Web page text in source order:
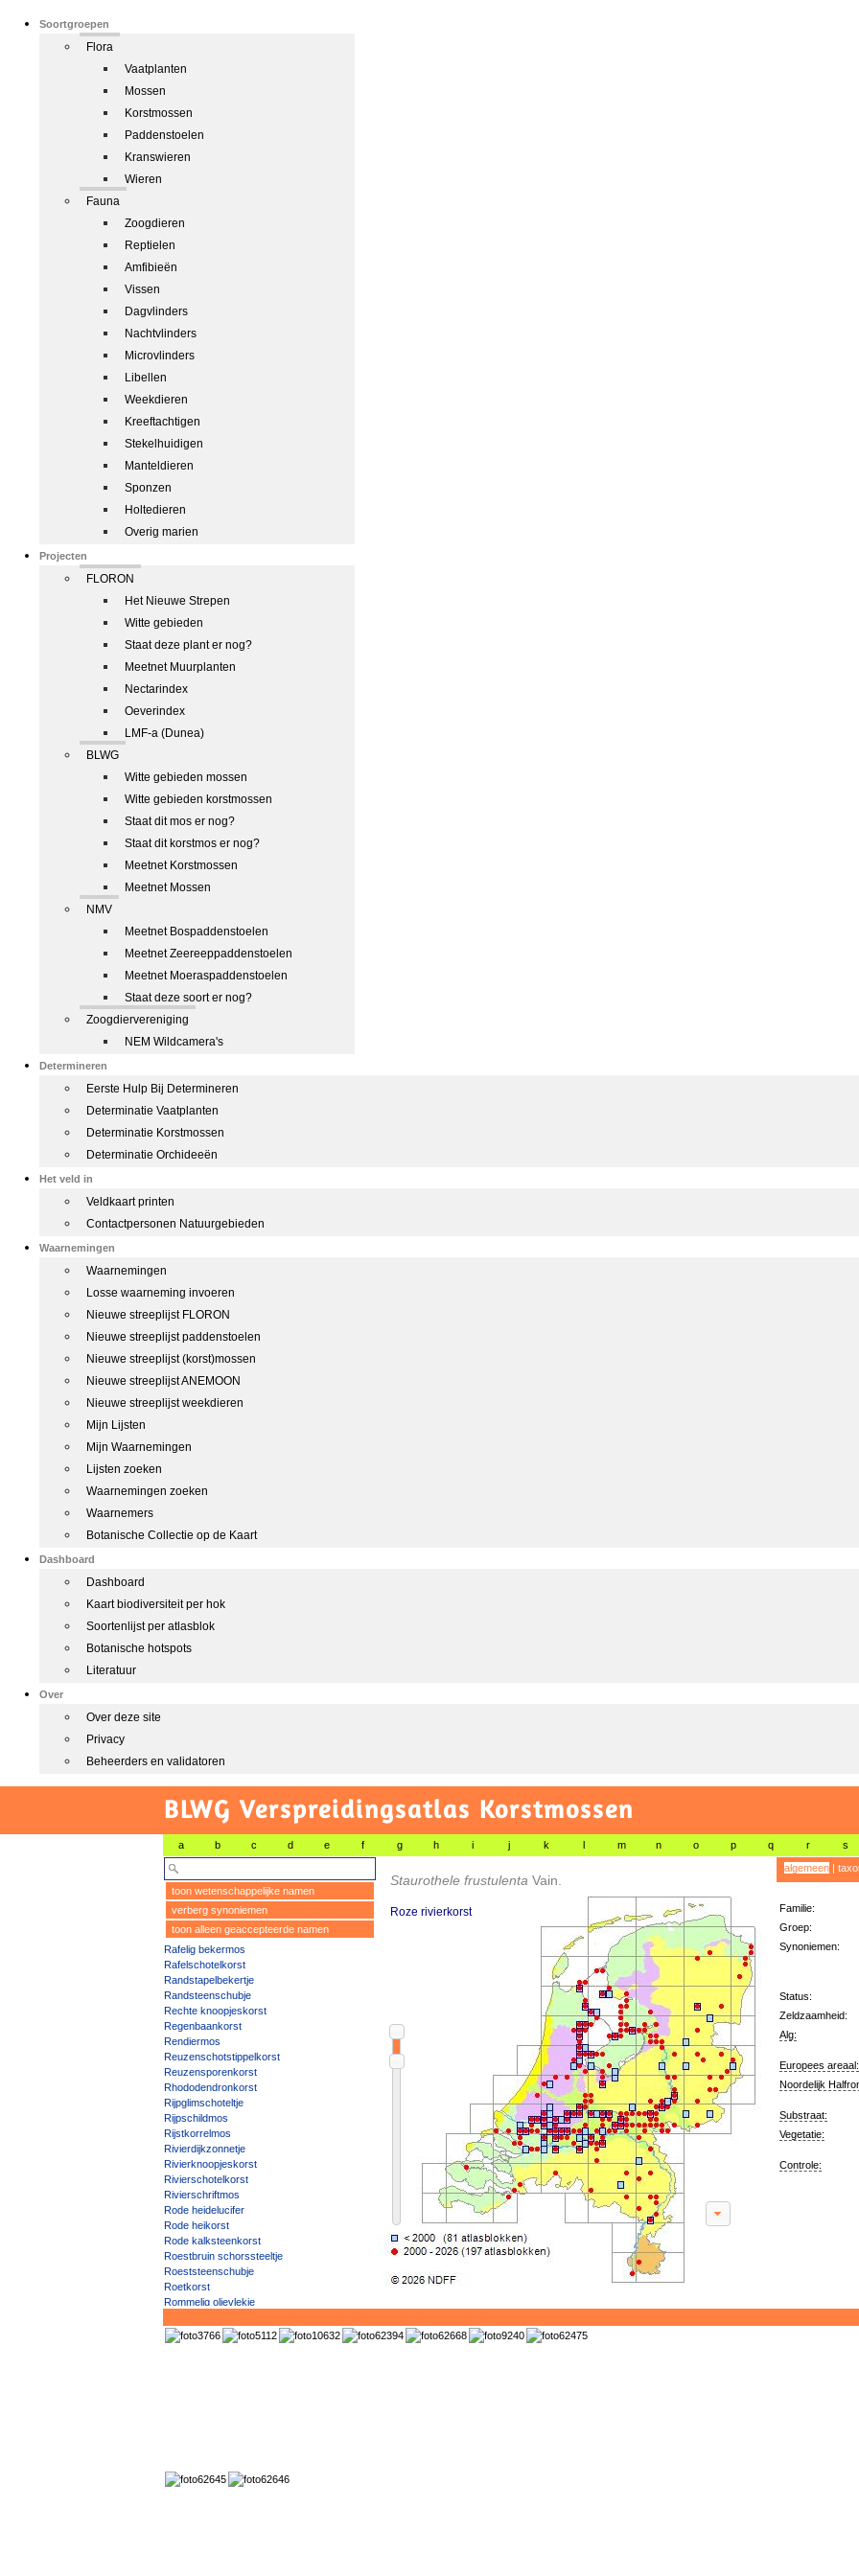
Soortgroepen
Flora
Vaatplanten
Mossen
Korstmossen
Paddenstoelen
Kranswieren
Wieren
Fauna
Zoogdieren
Reptielen
Amfibieën
Vissen
Dagvlinders
Nachtvlinders
Microvlinders
Libellen
Weekdieren
Kreeftachtigen
Stekelhuidigen
Manteldieren
Sponzen
Holtedieren
Overig marien
Projecten
FLORON
Het Nieuwe Strepen
Witte gebieden
Staat deze plant er nog?
Meetnet Muurplanten
Nectarindex
Oeverindex
LMF-a (Dunea)
BLWG
Witte gebieden mossen
Witte gebieden korstmossen
Staat dit mos er nog?
Staat dit korstmos er nog?
Meetnet Korstmossen
Meetnet Mossen
NMV
Meetnet Bospaddenstoelen
Meetnet Zeereeppaddenstoelen
Meetnet Moeraspaddenstoelen
Staat deze soort er nog?
Zoogdiervereniging
NEM Wildcamera's
Determineren
Eerste Hulp Bij Determineren
Determinatie Vaatplanten
Determinatie Korstmossen
Determinatie Orchideeën
Het veld in
Veldkaart printen
Contactpersonen Natuurgebieden
Waarnemingen
Waarnemingen
Losse waarneming invoeren
Nieuwe streeplijst FLORON
Nieuwe streeplijst paddenstoelen
Nieuwe streeplijst (korst)mossen
Nieuwe streeplijst ANEMOON
Nieuwe streeplijst weekdieren
Mijn Lijsten
Mijn Waarnemingen
Lijsten zoeken
Waarnemingen zoeken
Waarnemers
Botanische Collectie op de Kaart
Dashboard
Dashboard
Kaart biodiversiteit per hok
Soortenlijst per atlasblok
Botanische hotspots
Literatuur
Over
Over deze site
Privacy
Beheerders en validatoren
BLWG Verspreidingsatlas Korstmossen
a b c d e f g h i j k l m n o p q r s
toon wetenschappelijke namen
verberg synoniemen
toon alleen geaccepteerde namen
Rafelig bekermos
Rafelschotelkorst
Randstapelbekertje
Randsteenschubje
Rechte knoopjeskorst
Regenbaankorst
Rendiermos
Reuzenschotstippelkorst
Reuzensporenkorst
Rhododendronkorst
Rijpglimschoteltje
Rijpschildmos
Rijstkorrelmos
Rivierdijkzonnetje
Rivierknoopjeskorst
Rivierschotelkorst
Rivierschriftmos
Rode heidelucifer
Rode heikorst
Rode kalksteenkorst
Roestbruin schorssteeltje
Roeststeenschubje
Roetkorst
Rommelig olievlekje
Rond schaduwmos
Rookglimschoteltje
Rossig schriftmos
Staurothele frustulenta Vain.
Roze rivierkorst
algemeen|
Familie:
Groep:
Synoniemen:
Status:
Zeldzaamheid:
Alg:
Europees areaal:
Noordelijk
Substraat:
Vegetatie:
Controle: